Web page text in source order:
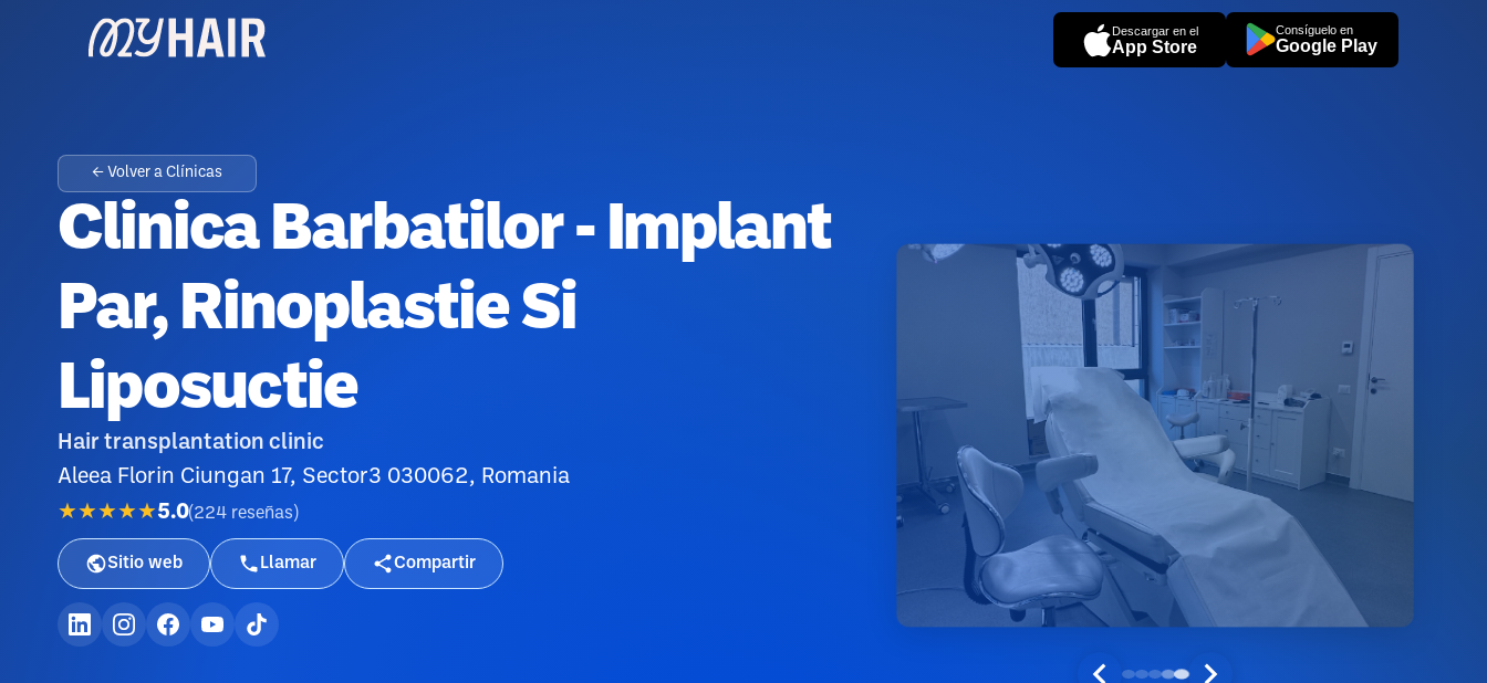
Descargar en el
App Store
Consíguelo en
Google Play
← Volver a Clínicas
Clinica Barbatilor - Implant
Par, Rinoplastie Si
Liposuctie
Hair transplantation clinic
Aleea Florin Ciungan 17, Sector3 030062, Romania
★★★★★5.0(224 reseñas )
Sitio web Llamar Compartir